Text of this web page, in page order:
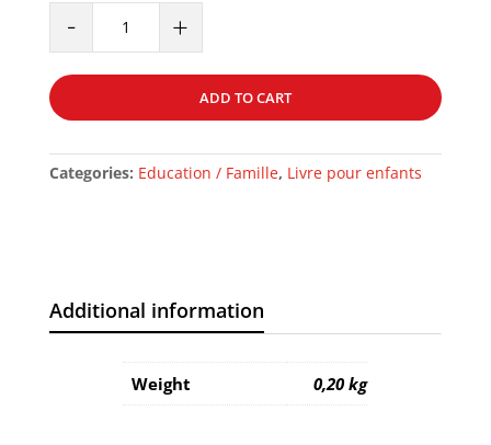
-
-
VOLUME
quantity
+
ADD TO CART
Categories: Education / Famille, Livre pour enfants
Additional information
Weight 0,20 kg